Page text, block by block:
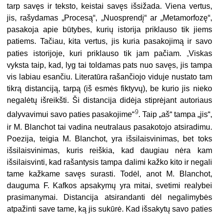
tarp savęs ir teksto, keistai savęs išsižada. Viena vertus,
jis, rašydamas „Procesą“, „Nuosprendį“ ar „Metamorfozę“,
pasakoja apie būtybes, kurių istorija priklauso tik jiems
patiems. Tačiau, kita vertus, jis kuria pasakojimą ir savo
paties istorijoje, kuri priklauso tik jam pačiam. „Viskas
vyksta taip, kad, lyg tai toldamas pats nuo savęs, jis tampa
vis labiau esančiu. Literatūra rašančiojo viduje nustato tam
tikrą distanciją, tarpą (iš esmės fiktyvų), be kurio jis nieko
negalėtų išreikšti. Ši distancija didėja stiprėjant autoriaus
dalyvavimui savo paties pasakojime“9. Taip „aš“ tampa „jis“,
ir M. Blanchot tai vadina neutralaus pasakotojo atsiradimu.
Poezija, teigia M. Blanchot, yra išsilaisvinimas, bet toks
išsilaisvinimas, kuris reiškia, kad daugiau nėra kam
išsilaisvinti, kad rašantysis tampa dalimi kažko kito ir negali
tame kažkame savęs surasti. Todėl, anot M. Blanchot,
dauguma F. Kafkos apsakymų yra mitai, svetimi realybei
prasimanymai. Distancija atsirandanti dėl negalimybės
atpažinti save tame, ką jis sukūrė. Kad išsakytų savo paties